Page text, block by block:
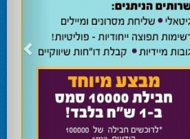
ולהשפיע 24.02.24
בבחירות המוניציפליות שיתקיימו ביום
ניצח את הבחירות בעכו ויכהן כראש העיר.
למועצת העיר זכה במנדט אחד ואילו שמעון
להיבחר.